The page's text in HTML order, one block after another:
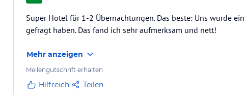
Super Hotel für 1-2 Übernachtungen. Das beste: Uns wurde
gefragt haben. Das fand ich sehr aufmerksam und nett!
Mehr anzeigen
Meilengutschrift erhalten
Hilfreich Teilen